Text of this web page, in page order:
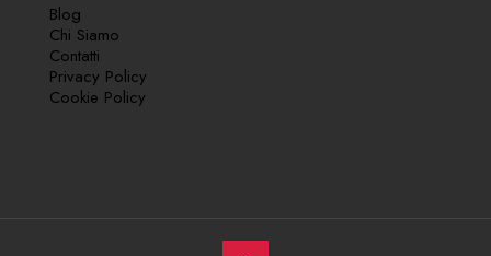
Blog
Chi Siamo
Contatti
Privacy Policy
Cookie Policy